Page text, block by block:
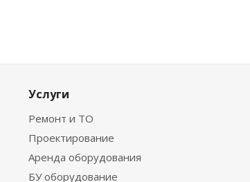
Услуги
Ремонт и ТО
Проектирование
Аренда оборудования
БУ оборудование